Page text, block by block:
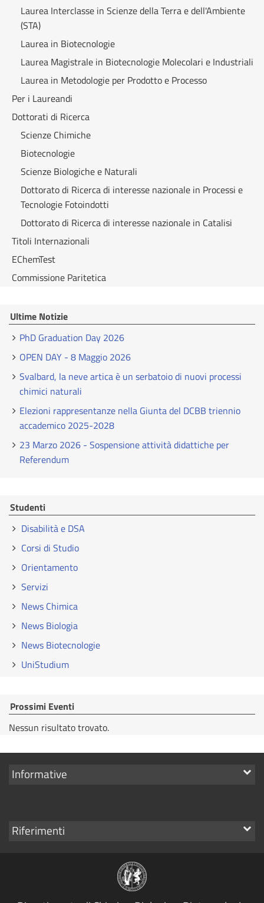
Laurea Interclasse in Scienze della Terra e dell'Ambiente
(STA)
Laurea in Biotecnologie
Laurea Magistrale in Biotecnologie Molecolari e Industriali
Laurea in Metodologie per Prodotto e Processo
Per i Laureandi
Dottorati di Ricerca
Scienze Chimiche
Biotecnologie
Scienze Biologiche e Naturali
Dottorato di Ricerca di interesse nazionale in Processi e
Tecnologie Fotoindotti
Dottorato di Ricerca di interesse nazionale in Catalisi
Titoli Internazionali
EChemTest
Commissione Paritetica
Ultime Notizie
PhD Graduation Day 2026
OPEN DAY - 8 Maggio 2026
Svalbard, la neve artica è un serbatoio di nuovi processi
chimici naturali
Elezioni rappresentanze nella Giunta del DCBB triennio
accademico 2025-2028
23 Marzo 2026 - Sospensione attività didattiche per
Referendum
Studenti
Disabilità e DSA
Corsi di Studio
Orientamento
Servizi
News Chimica
News Biologia
News Biotecnologie
UniStudium
Prossimi Eventi
Nessun risultato trovato.
Mostra
Informative
Mostra
Riferimenti